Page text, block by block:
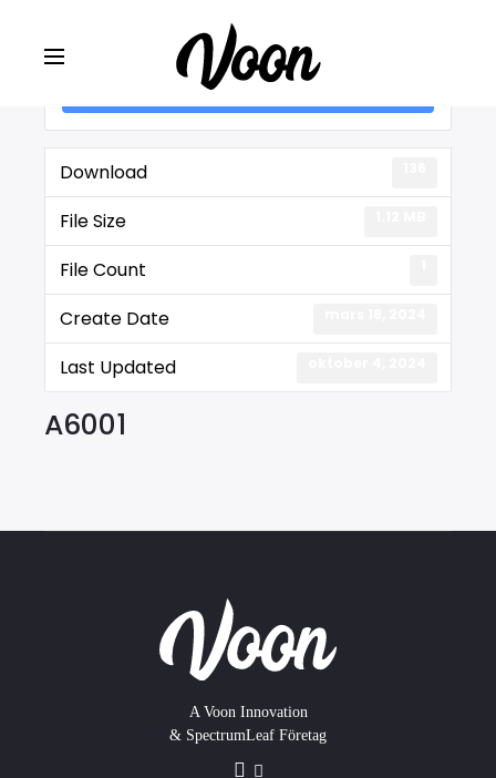
Lot #: A6001
Download
File Size
File Count
Create Date
Last Updated
A6001
A Voon Innovation
& SpectrumLeaf Företag